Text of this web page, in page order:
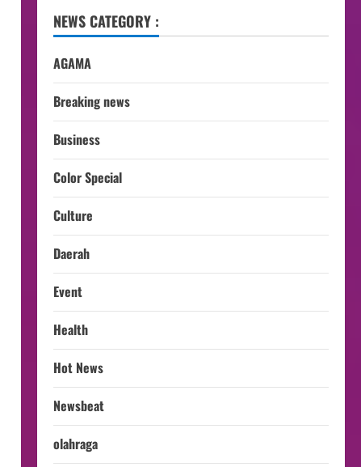
NEWS CATEGORY :
AGAMA
Breaking news
Business
Color Special
Culture
Daerah
Event
Health
Hot News
Newsbeat
olahraga